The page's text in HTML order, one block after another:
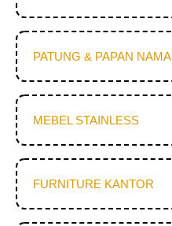
PATUNG & PAPAN NAMA
MEBEL STAINLESS
FURNITURE KANTOR